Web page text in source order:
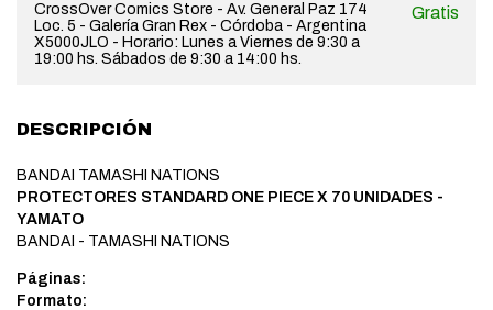
CrossOver Comics Store - Av. General Paz 174
Loc. 5 - Galería Gran Rex - Córdoba - Argentina
X5000JLO - Horario: Lunes a Viernes de 9:30 a
19:00 hs. Sábados de 9:30 a 14:00 hs.
Gratis
DESCRIPCIÓN
BANDAI TAMASHI NATIONS
PROTECTORES STANDARD ONE PIECE X 70 UNIDADES -
YAMATO
BANDAI - TAMASHI NATIONS
Páginas:
Formato: